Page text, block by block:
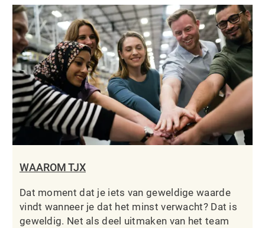
WAAROM TJX
Dat moment dat je iets van geweldige waarde
vindt wanneer je dat het minst verwacht? Dat is
geweldig. Net als deel uitmaken van het team